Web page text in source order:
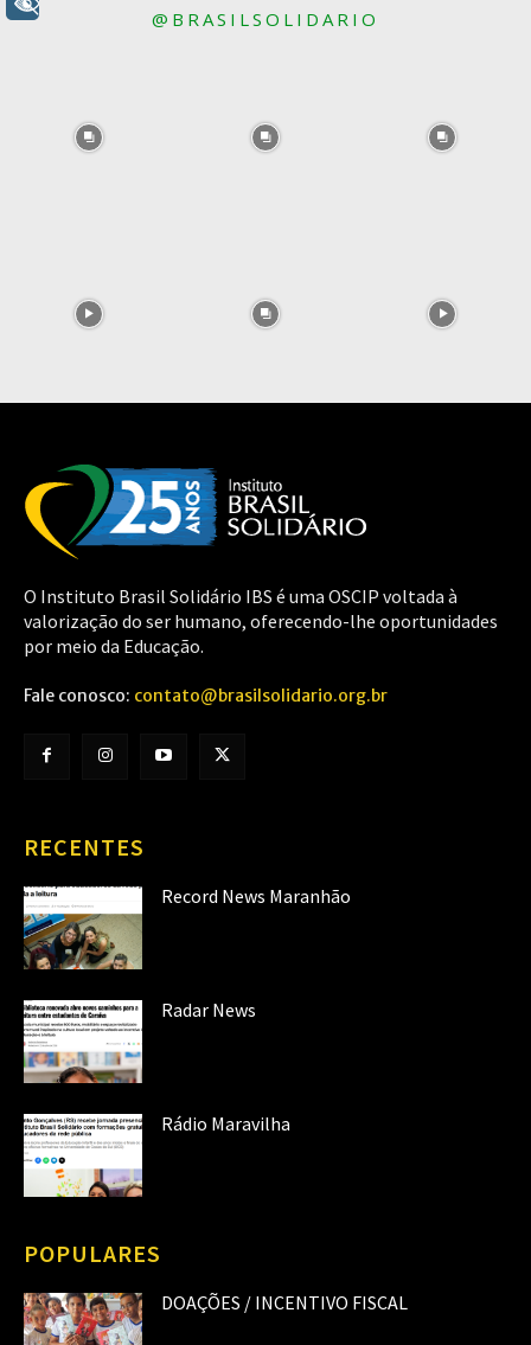
@BRASILSOLIDARIO
O Instituto Brasil Solidário IBS é uma OSCIP voltada à
valorização do ser humano, oferecendo-lhe oportunidades
por meio da Educação.
Fale conosco: contato@brasilsolidario.org.br
RECENTES
Record News Maranhão
Radar News
Rádio Maravilha
POPULARES
DOAÇÕES / INCENTIVO FISCAL